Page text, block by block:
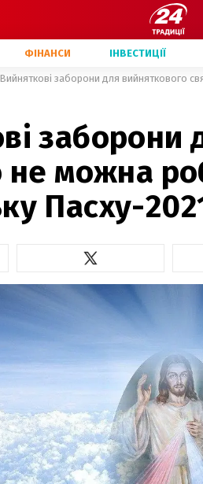
ФІНАНСИ ІНВЕСТИЦІЇ
Вийняткові заборони для вийняткового
заборони
не можна
Пасху-